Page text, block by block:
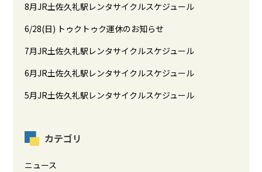
8月JR土佐久礼駅レンタサイクルスケジュール
6/28(日) トゥクトゥク運休のお知らせ
7月JR土佐久礼駅レンタサイクルスケジュール
6月JR土佐久礼駅レンタサイクルスケジュール
5月JR土佐久礼駅レンタサイクルスケジュール
カテゴリ
ニュース